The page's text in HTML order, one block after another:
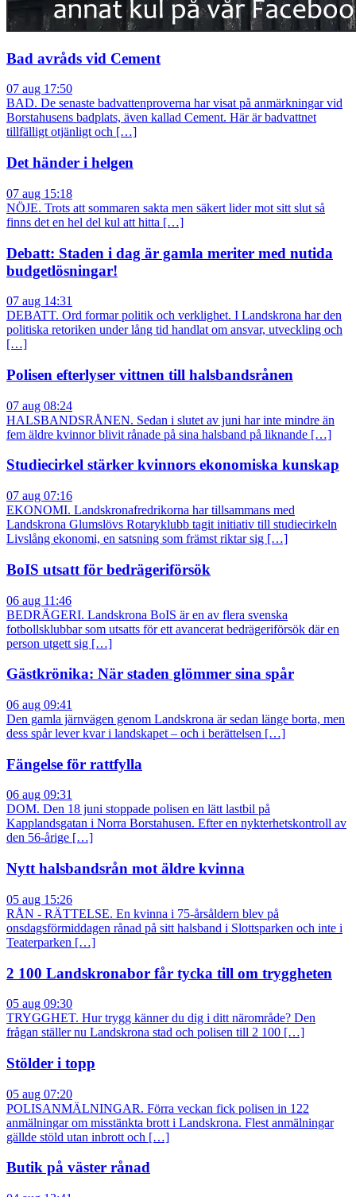
Bad avråds vid Cement
07 aug 17:50
BAD. De senaste badvattenproverna har visat på anmärkningar vid
Borstahusens badplats, även kallad Cement. Här är badvattnet
tillfälligt otjänligt och […]
Det händer i helgen
07 aug 15:18
NÖJE. Trots att sommaren sakta men säkert lider mot sitt slut så
finns det en hel del kul att hitta […]
Debatt: Staden i dag är gamla meriter med nutida
budgetlösningar!
07 aug 14:31
DEBATT. Ord formar politik och verklighet. I Landskrona har den
politiska retoriken under lång tid handlat om ansvar, utveckling och
[…]
Polisen efterlyser vittnen till halsbandsrånen
07 aug 08:24
HALSBANDSRÅNEN. Sedan i slutet av juni har inte mindre än
fem äldre kvinnor blivit rånade på sina halsband på liknande […]
Studiecirkel stärker kvinnors ekonomiska kunskap
07 aug 07:16
EKONOMI. Landskronafredrikorna har tillsammans med
Landskrona Glumslövs Rotaryklubb tagit initiativ till studiecirkeln
Livslång ekonomi, en satsning som främst riktar sig […]
BoIS utsatt för bedrägeriförsök
06 aug 11:46
BEDRÄGERI. Landskrona BoIS är en av flera svenska
fotbollsklubbar som utsatts för ett avancerat bedrägeriförsök där en
person utgett sig […]
Gästkrönika: När staden glömmer sina spår
06 aug 09:41
Den gamla järnvägen genom Landskrona är sedan länge borta, men
dess spår lever kvar i landskapet – och i berättelsen […]
Fängelse för rattfylla
06 aug 09:31
DOM. Den 18 juni stoppade polisen en lätt lastbil på
Kapplandsgatan i Norra Borstahusen. Efter en nykterhetskontroll av
den 56-årige […]
Nytt halsbandsrån mot äldre kvinna
05 aug 15:26
RÅN - RÄTTELSE. En kvinna i 75-årsåldern blev på
onsdagsförmiddagen rånad på sitt halsband i Slottsparken och inte i
Teaterparken […]
2 100 Landskronabor får tycka till om tryggheten
05 aug 09:30
TRYGGHET. Hur trygg känner du dig i ditt närområde? Den
frågan ställer nu Landskrona stad och polisen till 2 100 […]
Stölder i topp
05 aug 07:20
POLISANMÄLNINGAR. Förra veckan fick polisen in 122
anmälningar om misstänkta brott i Landskrona. Flest anmälningar
gällde stöld utan inbrott och […]
Butik på väster rånad